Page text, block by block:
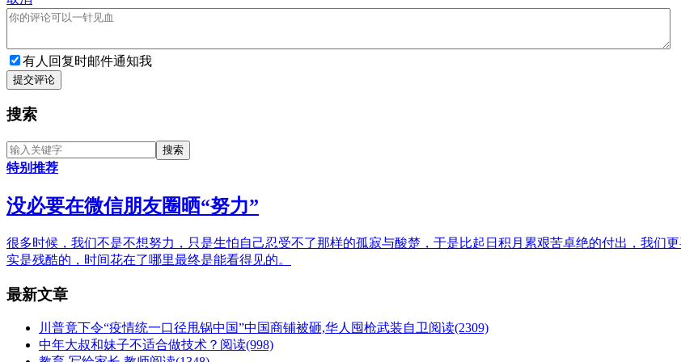
有人回复时邮件通知我
提交评论
搜索
特别推荐
没必要在微信朋友圈晒“努力”
很多时候，我们不是不想努力，只是生怕自己忍受不了那样的孤寂与酸楚，于是比起日积月累艰苦卓绝的付出，我们
实是残酷的，时间花在了哪里最终是能看得见的。
最新文章
川普竟下令“疫情统一口径甩锅中国”中国商铺被砸,华人囤枪武装自卫阅读(2309)
中年大叔和妹子不适合做技术？ 阅读(998)